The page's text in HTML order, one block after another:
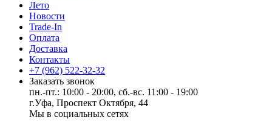
Лето
Новости
Trade-In
Оплата
Доставка
Контакты
+7 (962) 522-32-32
Заказать звонок
пн.-пт.: 10:00 - 20:00, сб.-вс. 11:00 - 19:00
г.Уфа, Проспект Октября, 44
Мы в социальных сетях